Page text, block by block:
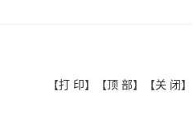
【打 印】【顶 部】【关 闭】